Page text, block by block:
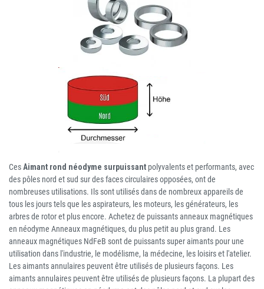
CesAimant rond néodyme surpuissant polyvalents et performants, avec
des pôles nord et sud sur des faces circulaires opposées, ont de
nombreuses utilisations. Ils sont utilisés dans de nombreux appareils de
tous les jours tels que les aspirateurs, les moteurs, les générateurs, les
arbres de rotor et plus encore. Achetez de puissants anneaux magnétiques
en néodyme Anneaux magnétiques, du plus petit au plus grand. Les
anneaux magnétiques NdFeB sont de puissants super aimants pour une
utilisation dans l'industrie, le modélisme, la médecine, les loisirs et l'atelier.
Les aimants annulaires peuvent être utilisés de plusieurs façons. Les
aimants annulaires peuvent être utilisés de plusieurs façons. La plupart des